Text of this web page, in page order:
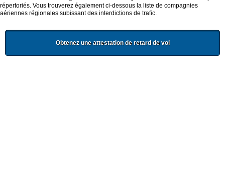
répertoriés. Vous trouverez également ci-dessous la liste de compagnies
aériennes régionales subissant des interdictions de trafic.
Obtenez une attestation de retard de vol